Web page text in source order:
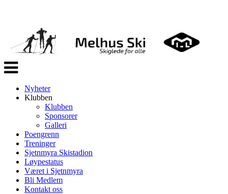
Veksle
navigasjon
Nyheter
Klubben
Klubben
Sponsorer
Galleri
Poengrenn
Treninger
Sjetnmyra Skistadion
Løypestatus
Været i Sjetnmyra
Bli Medlem
Kontakt oss